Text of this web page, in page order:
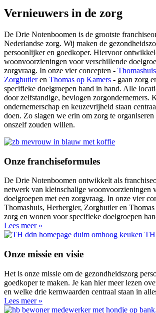
Vernieuwers in de zorg
De Drie Notenboomen is de grootste
Nederlandse zorg. Wij maken de
persoonlijker en goedkoper. Hiervoor
woonvoorzieningen voor verschillende
zorgvraag. In onze vier concepten - Thomashuis
Zorgbutleren Thomas op Kamers - gaan zorg
specifieke doelgroepen hand in hand. Alle
door zelfstandige, bevlogen zorgondernemers.
ondernemerschap en keuzevrijheid staan
doen. Zo slagen we erin om zorg te
onszelf zouden willen.
Onze franchiseformules
De Drie Notenboomen ontwikkelt als
netwerk van kleinschalige woonvoorzieningen
doelgroepen met een zorgvraag. In onze vier
Thomashuis, Herbergier, Zorgbutler en
zorg en wonen voor specifieke doelgroepen
Lees meer »
Onze missie en visie
Het is onze missie om de gezondheidszorg
goedkoper te maken. Je kan hier meer lezen
en welke drie kernwaarden centraal staan in
Lees meer »